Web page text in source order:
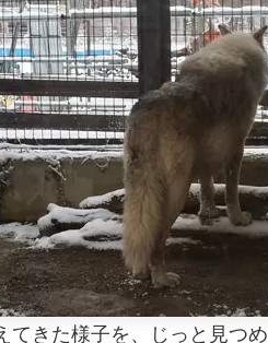
てきた様子を、じっと見つ